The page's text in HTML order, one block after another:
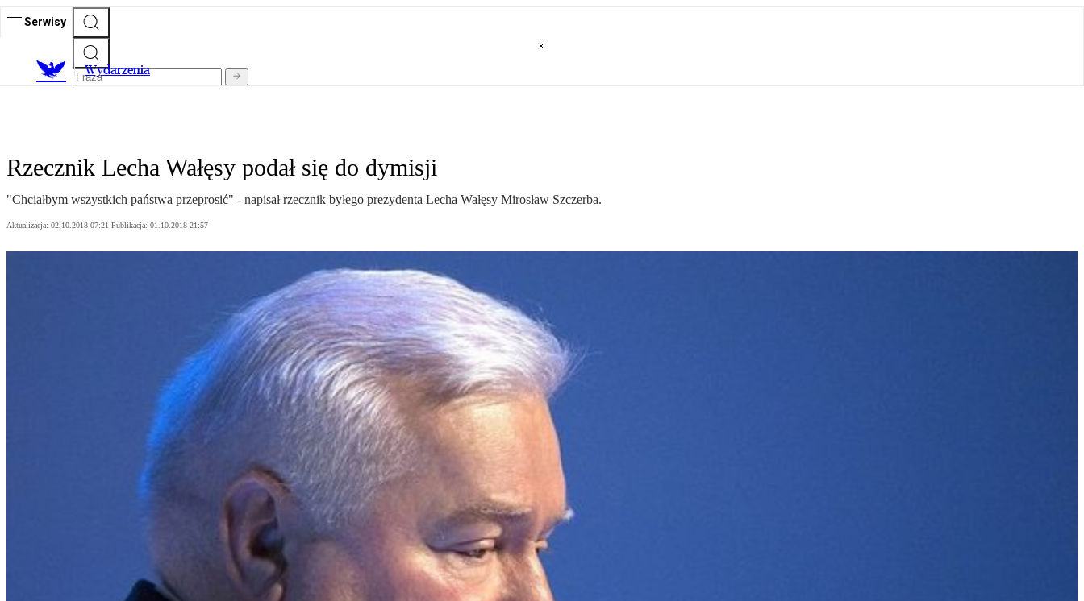
Serwisy
Wydarzenia
Rzecznik Lecha Wałęsy podał się do dymisji
"Chciałbym wszystkich państwa przeprosić" - napisał rzecznik byłego prezydenta Lecha Wałęsy Mirosław Szczerba.
Aktualizacja: 02.10.2018 07:21 Publikacja: 01.10.2018 21:57